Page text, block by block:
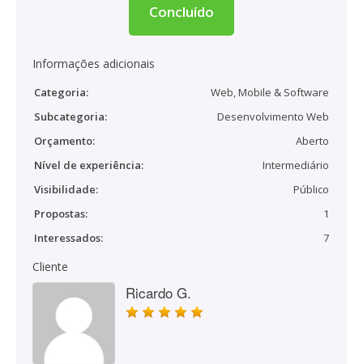
Concluído
Informações adicionais
Categoria:
Web, Mobile & Software
Subcategoria:
Desenvolvimento Web
Orçamento:
Aberto
Nível de experiência:
Intermediário
Visibilidade:
Público
Propostas:
1
Interessados:
7
Cliente
Ricardo G.